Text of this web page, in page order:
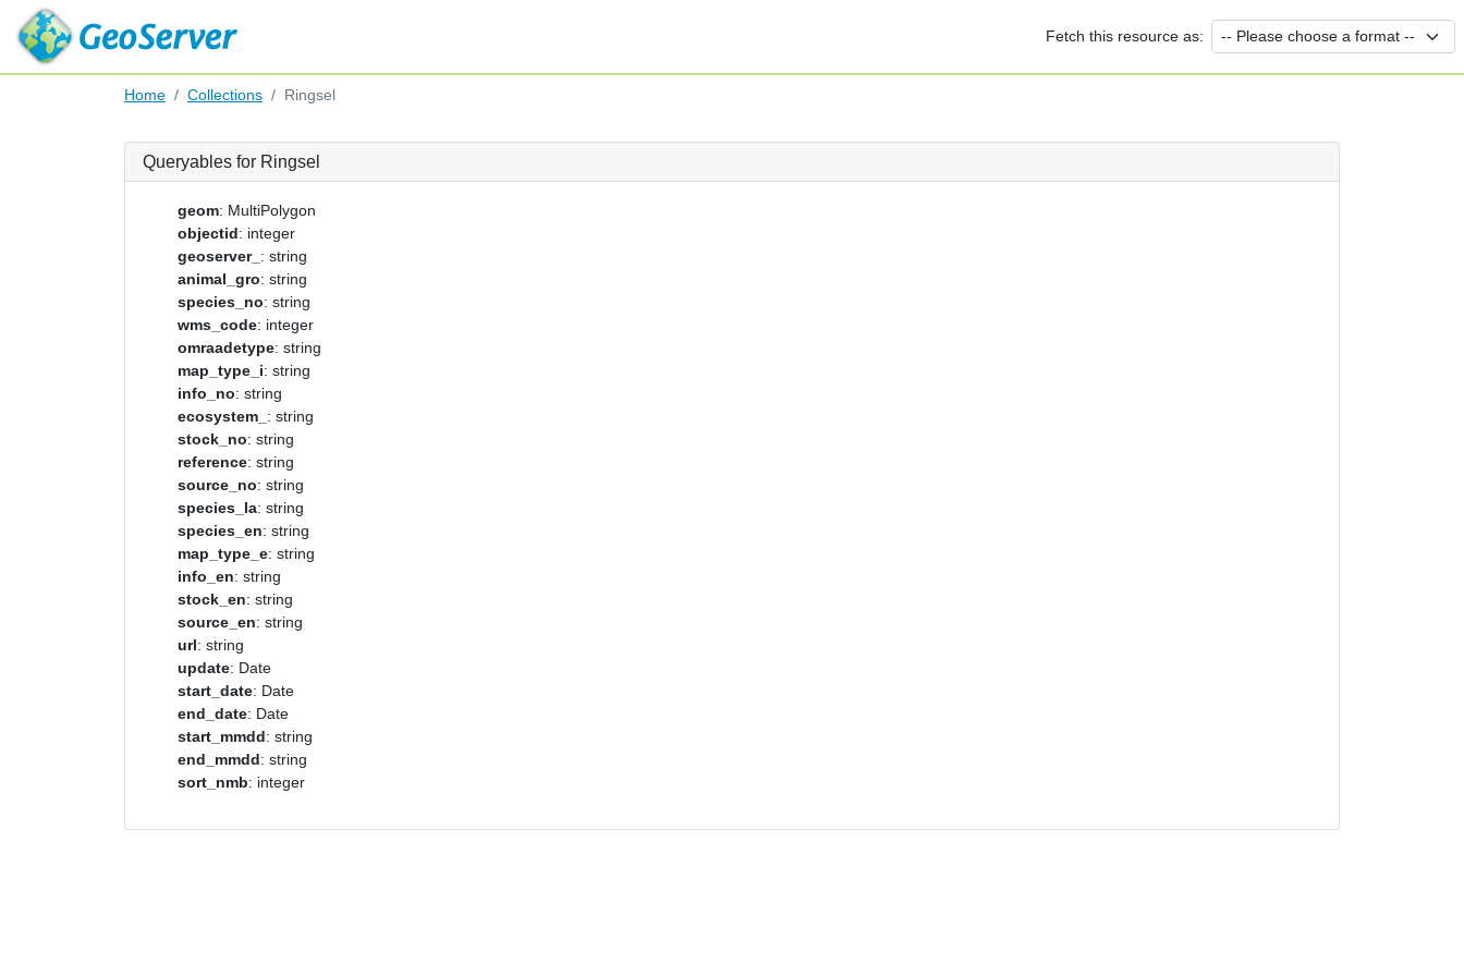
Fetch this resource as:
Home Collections Ringsel
Queryables for Ringsel
geom: MultiPolygon
objectid: integer
geoserver_ : string
animal_gro: string
species_no: string
wms_code: integer
omraadetype: string
map_type_i: string
info_no: string
ecosystem_ : string
stock_no: string
reference: string
source_no: string
species_la: string
species_en: string
map_type_e: string
info_en: string
stock_en: string
source_en: string
url: string
update: Date
start_date: Date
end_date: Date
start_mmdd: string
end_mmdd: string
sort_nmb: integer